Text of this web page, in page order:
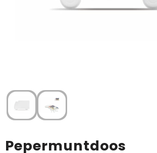
Wijn, bier en proeverij
Zomerpakketten
Pepermuntdoos